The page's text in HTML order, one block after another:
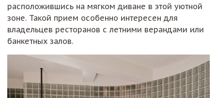
расположившись на мягком диване в этой уютной
зоне. Такой прием особенно интересен для
владельцев ресторанов с летними верандами или
банкетных залов.